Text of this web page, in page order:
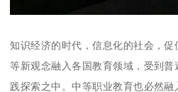
知识经济的时代，信息化的社会，
等新观念融入各国教育领域，受到
践探索之中。中等职业教育也必然